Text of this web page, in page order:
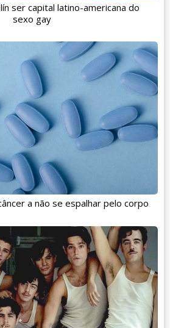
ser capital latino-americana do
sexo gay
a não se espalhar pelo corpo